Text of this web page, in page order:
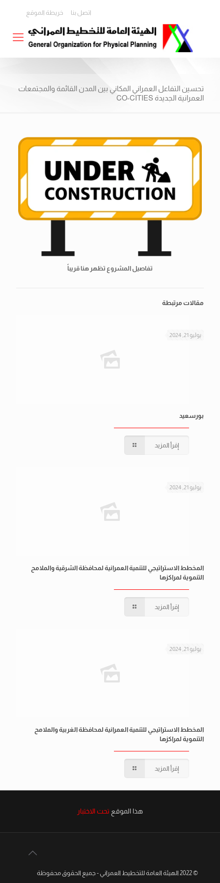
اتصل بنا خريطة الموقع
تحسين التفاعل العمراني المكاني بين المدن القائمة والمجتمعات
العمرانية الجديدة CO-CITIES
تفاصيل المشروع تظهر هنا قريباً
مقالات مرتبطة
يوليو 21, 2024
بورسعيد
إقرأ المزيد
يوليو 21, 2024
المخطط الاستراتيجي للتنمية العمرانية لمحافظة الشرقية والملامح
التنموية لمراكزها
إقرأ المزيد
يوليو 21, 2024
المخطط الاستراتيجي للتنمية العمرانية لمحافظة الغربية والملامح
التنموية لمراكزها
إقرأ المزيد
هذا الموقع تحت الاختبار
© 2022 الهيئة العامة للتخطيط العمراني - جميع الحقوق محفوظة